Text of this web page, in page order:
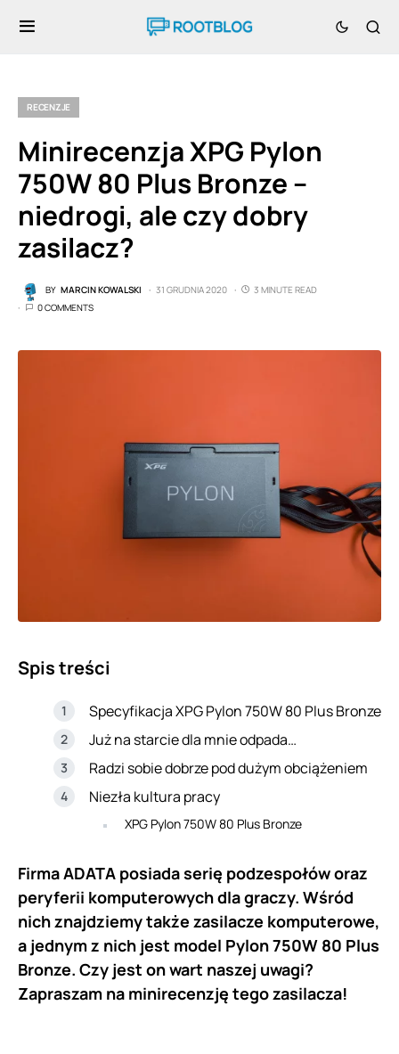
RECENZJE
Minirecenzja XPG Pylon
750W 80 Plus Bronze –
niedrogi, ale czy dobry
zasilacz?
BY MARCIN KOWALSKI 31 GRUDNIA 2020
3 MINUTE READ
0 COMMENTS
Spis treści
Specyfikacja XPG Pylon 750W 80 Plus Bronze
Już na starcie dla mnie odpada…
Radzi sobie dobrze pod dużym obciążeniem
Niezła kultura pracy
XPG Pylon 750W 80 Plus Bronze
Firma ADATA posiada serię podzespołów oraz
peryferii komputerowych dla graczy. Wśród
nich znajdziemy także zasilacze komputerowe,
a jednym z nich jest model Pylon 750W 80 Plus
Bronze. Czy jest on wart naszej uwagi?
Zapraszam na minirecenzję tego zasilacza!